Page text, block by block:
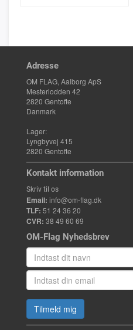
Adresse
OM FLAG, Aalborg ApS
Mesterlodden 42
2820 Gentofte
Danmark
Lager:
Lyngbyvej 415
2820 Gentofte
Kontakt information
Skriv til os
Email: info@om-flag.dk
TLF: 51 24 36 20
CVR: 38 49 60 69
OM-Flag Nyhedsbrev
Tilmeld mig